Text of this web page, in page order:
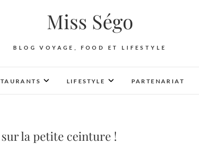
Miss Ségo
BLOG VOYAGE, FOOD ET LIFESTYLE
LIFESTYLE PARTENARIAT
la petite ceinture !